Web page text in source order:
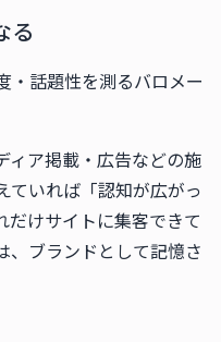
る
・話題性を測るバロメー
ィア掲載・広告などの施
ていれば「認知が広がっ
だけサイトに集客できて
、ブランドとして記憶さ